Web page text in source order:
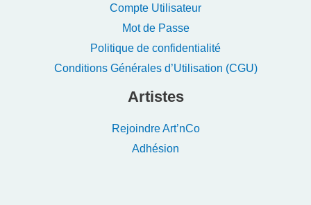
Compte Utilisateur
Mot de Passe
Politique de confidentialité
Conditions Générales d’Utilisation (CGU)
Artistes
Rejoindre Art’nCo
Adhésion